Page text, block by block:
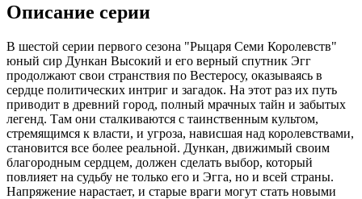
Описание серии
В шестой серии первого сезона "Рыцаря Семи Королевств"
юный сир Дункан Высокий и его верный спутник Эгг
продолжают свои странствия по Вестеросу, оказываясь в
сердце политических интриг и загадок. На этот раз их путь
приводит в древний город, полный мрачных тайн и забытых
легенд. Там они сталкиваются с таинственным культом,
стремящимся к власти, и угроза, нависшая над королевствами,
становится все более реальной. Дункан, движимый своим
благородным сердцем, должен сделать выбор, который
повлияет на судьбу не только его и Эгга, но и всей страны.
Напряжение нарастает, и старые враги могут стать новыми